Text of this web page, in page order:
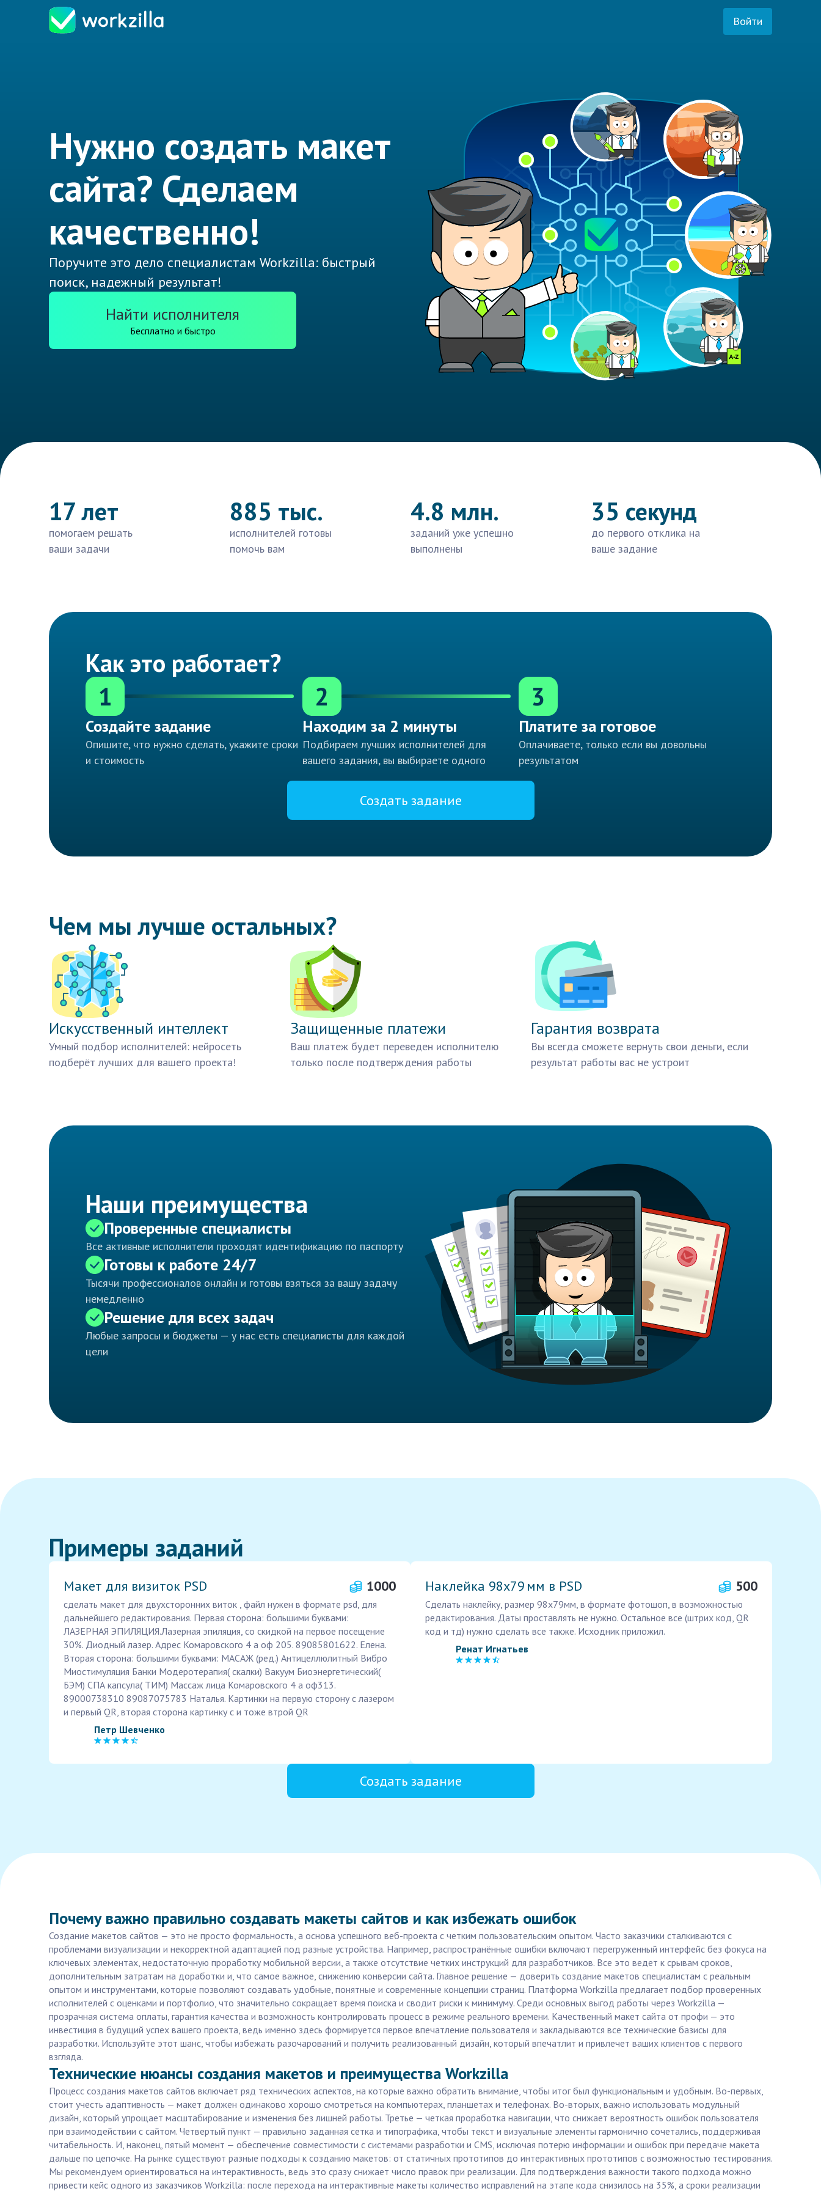
Войти
Нужно создать макет
сайта? Сделаем
качественно!
Поручите это дело специалистам Workzilla: быстрый
поиск, надежный результат!
Найти исполнителя
Бесплатно и быстро
17 лет
помогаем решать
ваши задачи
885 тыс.
исполнителей готовы
помочь вам
4.8 млн.
заданий уже успешно
выполнены
35 секунд
до первого отклика на
ваше задание
Как это работает?
1
Создайте задание
Опишите, что нужно сделать, укажите сроки
и стоимость
2
Находим за 2 минуты
Подбираем лучших исполнителей для
вашего задания, вы выбираете одного
3
Платите за готовое
Оплачиваете, только если вы довольны
результатом
Создать задание
Чем мы лучше остальных?
Искусственный интеллект
Умный подбор исполнителей: нейросеть
подберёт лучших для вашего проекта!
Защищенные платежи
Ваш платеж будет переведен исполнителю
только после подтверждения работы
Гарантия возврата
Вы всегда сможете вернуть свои деньги, если
результат работы вас не устроит
Наши преимущества
Проверенные специалисты
Все активные исполнители проходят идентификацию по паспорту
Готовы к работе 24/7
Тысячи профессионалов онлайн и готовы взяться за вашу задачу
немедленно
Решение для всех задач
Любые запросы и бюджеты — у нас есть специалисты для каждой
цели
Примеры заданий
Макет для визиток PSD 1000
сделать макет для двухсторонних виток , файл нужен в формате psd, для
дальнейшего редактирования. Первая сторона: большими буквами:
ЛАЗЕРНАЯ ЭПИЛЯЦИЯ.Лазерная эпиляция, со скидкой на первое посещение
30%. Диодный лазер. Адрес Комаровского 4 а оф 205. 89085801622. Елена.
Вторая сторона: большими буквами: МАСАЖ (ред.) Антицеллюлитный Вибро
Миостимуляция Банки Модеротерапия( скалки) Вакуум Биоэнергетический(
БЭМ) СПА капсула( ТИМ) Массаж лица Комаровского 4 а оф313.
89000738310 89087075783 Наталья. Картинки на первую сторону с лазером
и первый QR, вторая сторона картинку с и тоже втрой QR
Петр Шевченко
Наклейка 98х79 мм в PSD 500
Сделать наклейку, размер 98х79мм, в формате фотошоп, в возможностью
редактирования. Даты проставлять не нужно. Остальное все (штрих код, QR
код и тд) нужно сделать все также. Исходник приложил.
Ренат Игнатьев
Создать задание
Почему важно правильно создавать макеты сайтов и как избежать ошибок
Создание макетов сайтов — это не просто формальность, а основа успешного веб-проекта с четким пользовательским опытом. Часто заказчики сталкиваются с
проблемами визуализации и некорректной адаптацией под разные устройства. Например, распространённые ошибки включают перегруженный интерфейс без фокуса на
ключевых элементах, недостаточную проработку мобильной версии, а также отсутствие четких инструкций для разработчиков. Все это ведет к срывам сроков,
дополнительным затратам на доработки и, что самое важное, снижению конверсии сайта. Главное решение — доверить создание макетов специалистам с реальным
опытом и инструментами, которые позволяют создавать удобные, понятные и современные концепции страниц. Платформа Workzilla предлагает подбор проверенных
исполнителей с оценками и портфолио, что значительно сокращает время поиска и сводит риски к минимуму. Среди основных выгод работы через Workzilla —
прозрачная система оплаты, гарантия качества и возможность контролировать процесс в режиме реального времени. Качественный макет сайта от профи — это
инвестиция в будущий успех вашего проекта, ведь именно здесь формируется первое впечатление пользователя и закладываются все технические базисы для
разработки. Используйте этот шанс, чтобы избежать разочарований и получить реализованный дизайн, который впечатлит и привлечет ваших клиентов с первого
взгляда.
Технические нюансы создания макетов и преимущества Workzilla
Процесс создания макетов сайтов включает ряд технических аспектов, на которые важно обратить внимание, чтобы итог был функциональным и удобным. Во-первых,
стоит учесть адаптивность — макет должен одинаково хорошо смотреться на компьютерах, планшетах и телефонах. Во-вторых, важно использовать модульный
дизайн, который упрощает масштабирование и изменения без лишней работы. Третье — четкая проработка навигации, что снижает вероятность ошибок пользователя
при взаимодействии с сайтом. Четвертый пункт — правильно заданная сетка и типографика, чтобы текст и визуальные элементы гармонично сочетались, поддерживая
читабельность. И, наконец, пятый момент — обеспечение совместимости с системами разработки и CMS, исключая потерю информации и ошибок при передаче макета
дальше по цепочке. На рынке существуют разные подходы к созданию макетов: от статичных прототипов до интерактивных прототипов с возможностью тестирования.
Мы рекомендуем ориентироваться на интерактивность, ведь это сразу снижает число правок при реализации. Для подтверждения важности такого подхода можно
привести кейс одного из заказчиков Workzilla: после перехода на интерактивные макеты количество исправлений на этапе кода снизилось на 35%, а сроки реализации